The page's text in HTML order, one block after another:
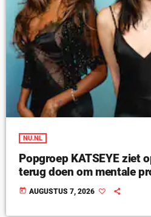
NU.NL
Popgroep KATSEYE ziet
terug doen om mentale
today AUGUSTUS 7, 2026